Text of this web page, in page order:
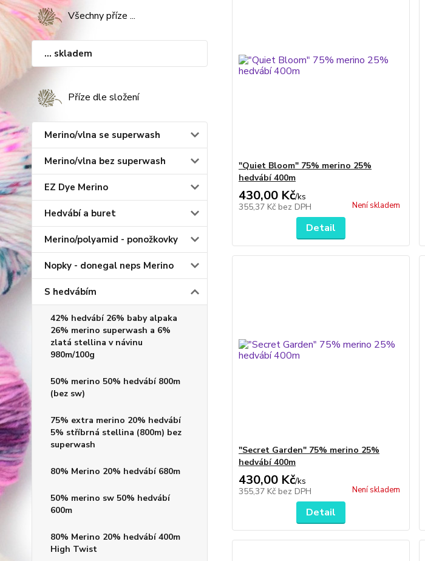
Všechny příze ...
... skladem
Příze dle složení
Merino/vlna se superwash
Merino/vlna bez superwash
EZ Dye Merino
Hedvábí a buret
Merino/polyamid - ponožkovky
Nopky - donegal neps Merino
S hedvábím
42% hedvábí 26% baby alpaka
26% merino superwash a 6%
zlatá stellina v návinu
980m/100g
50% merino 50% hedvábí 800m
(bez sw)
75% extra merino 20% hedvábí
5% stříbrná stellina (800m) bez
superwash
80% Merino 20% hedvábí 680m
50% merino sw 50% hedvábí
600m
80% Merino 20% hedvábí 400m
High Twist
"Quiet Bloom" 75% merino 25%
hedvábí 400m
430,00 Kč/ks
355,37 Kč bez DPH Není skladem
Detail
"Secret Garden" 75% merino 25%
hedvábí 400m
430,00 Kč/ks
355,37 Kč bez DPH Není skladem
Detail